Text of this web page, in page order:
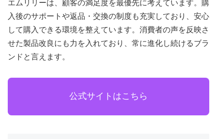
エムリリーは、顧客の満足度を最優先に考えています。購
入後のサポートや返品・交換の制度も充実しており、安心
して購入できる環境を整えています。消費者の声を反映さ
せた製品改良にも力を入れており、常に進化し続けるブラ
ンドと言えます。
公式サイトはこちら